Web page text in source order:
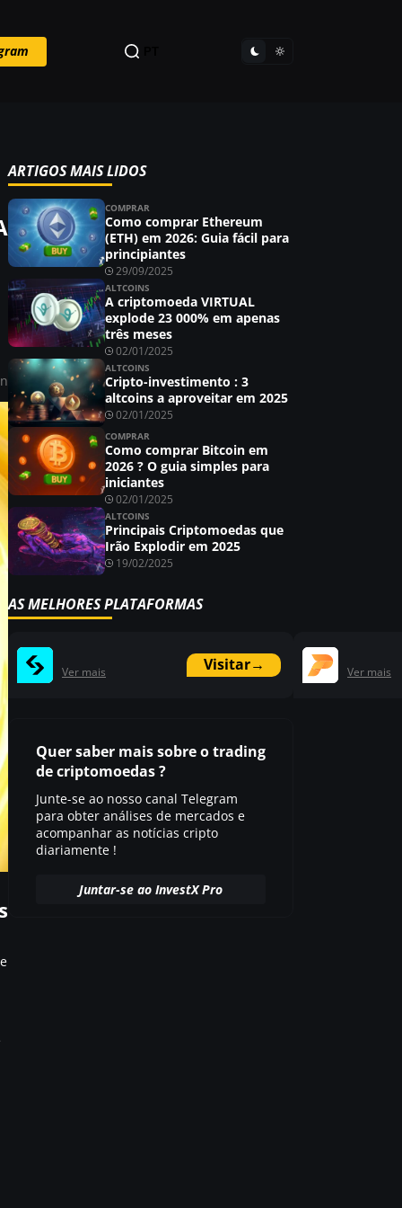
ARTIGOS MAIS LIDOS
COMPRAR
Como comprar Ethereum
(ETH) em 2026: Guia fácil para
principiantes
29/09/2025
ALTCOINS
A criptomoeda VIRTUAL
explode 23 000% em apenas
três meses
02/01/2025
ALTCOINS
Cripto-investimento : 3
altcoins a aproveitar em 2025
02/01/2025
COMPRAR
Como comprar Bitcoin em
2026 ? O guia simples para
iniciantes
02/01/2025
ALTCOINS
Principais Criptomoedas que
Irão Explodir em 2025
19/02/2025
AS MELHORES PLATAFORMAS
Visitar→
Ver mais Ver mais
Quer saber mais sobre o trading
de criptomoedas ?
Junte-se ao nosso canal Telegram
para obter análises de mercados e
acompanhar as notícias cripto
diariamente !
Juntar-se ao InvestX Pro